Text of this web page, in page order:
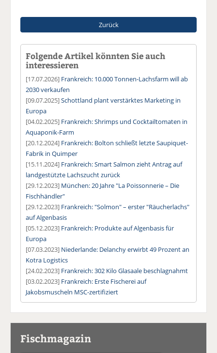
Zurück
Folgende Artikel könnten Sie auch
interessieren
[17.07.2026] Frankreich: 10.000 Tonnen-Lachsfarm will ab
2030 verkaufen
[09.07.2025]Schottland plant verstärktes Marketing in
Europa
[04.02.2025] Frankreich: Shrimps und Cocktailtomaten in
Aquaponik-Farm
[20.12.2024] Frankreich: Bolton schließt letzte Saupiquet-
Fabrik in Quimper
[15.11.2024] Frankreich: Smart Salmon zieht Antrag auf
landgestützte Lachszucht zurück
[29.12.2023] München: 20 Jahre "La Poissonnerie – Die
Fischhändler"
[29.12.2023] Frankreich: "Solmon" – erster "Räucherlachs"
auf Algenbasis
[05.12.2023] Frankreich: Produkte auf Algenbasis für
Europa
[07.03.2023] Niederlande: Delanchy erwirbt 49 Prozent an
Kotra Logistics
[24.02.2023] Frankreich: 302 Kilo Glasaale beschlagnahmt
[03.02.2023] Frankreich: Erste Fischerei auf
Jakobsmuscheln MSC-zertifiziert
Fischmagazin